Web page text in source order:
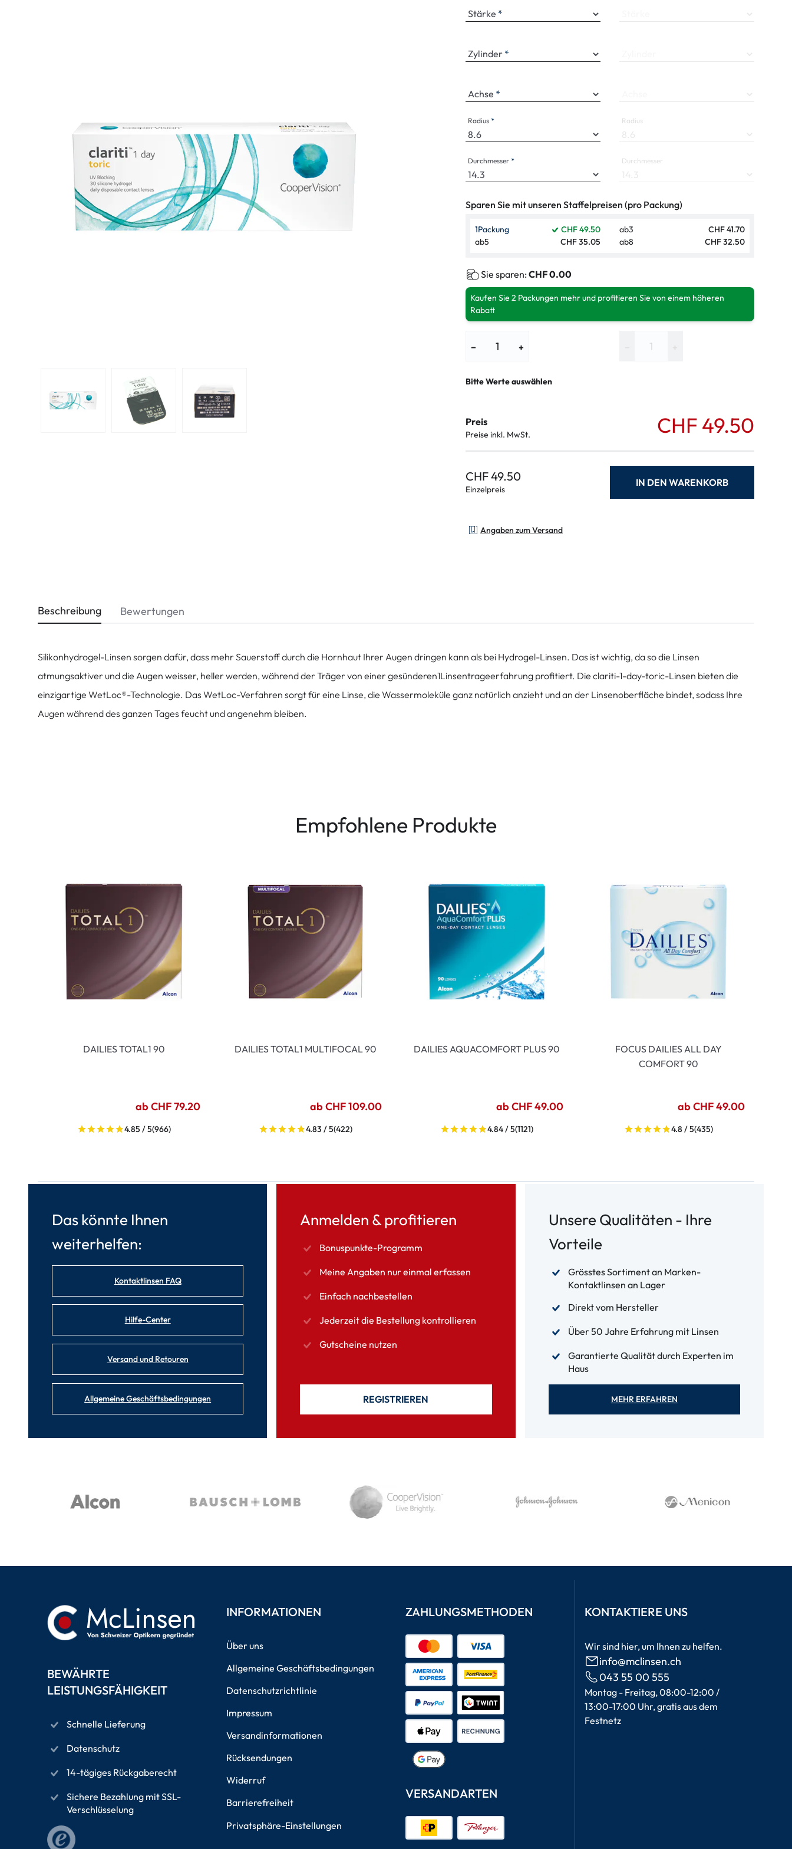
Air Optix
Proclear
SofLens
Normale Symptome
Weitere Marken
Stärke
Zylinder
Achse
Radius
Durchmesser
Radius
Durchmesser
Sparen Sie mit unseren Staffelpreisen (pro Packung)
1Packung CHF 49.50 ab3
CHF 41.70
ab5 CHF 35.05 ab8 CHF 32.50
Sie sparen: CHF 0.00
Kaufen Sie 2 Packungen mehr und profitieren Sie von einem höheren
Rabatt
− +
Bitte Werte auswählen
Preis
Preise inkl. MwSt. CHF 49.50
CHF 49.50
Einzelpreis
IN DEN WARENKORB
Angaben zum Versand
Beschreibung
Silikonhydrogel-Linsen sorgen dafür, dass mehr Sauerstoff durch die Hornhaut Ihrer Augen dringen kann als bei Hydrogel-Linsen. Das ist wichtig, da so die Linsen
atmungsaktiver und die Augen weisser, heller werden, während der Träger von einer gesünderen1Linsentrageerfahrung profitiert. Die clariti-1-day-toric-Linsen bieten die
einzigartige WetLoc®-Technologie. Das WetLoc-Verfahren sorgt für eine Linse, die Wassermoleküle ganz natürlich anzieht und an der Linsenoberfläche bindet, sodass Ihre
Augen während des ganzen Tages feucht und angenehm bleiben.
Bewertungen
Empfohlene Produkte
DAILIES TOTAL1 90
ab CHF 79.20
4.85 / 5(966)
DAILIES TOTAL1 MULTIFOCAL 90
ab CHF 109.00
4.83 / 5(422)
DAILIES AQUACOMFORT PLUS 90
ab CHF 49.00
4.84 / 5(1121)
FOCUS DAILIES ALL DAY
COMFORT 90
ab CHF 49.00
4.8 / 5(435)
Das könnte Ihnen
weiterhelfen:
Kontaktlinsen FAQ
Hilfe-Center
Versand und Retouren
Allgemeine Geschäftsbedingungen
Anmelden & profitieren
Bonuspunkte-Programm
Meine Angaben nur einmal erfassen
Einfach nachbestellen
Jederzeit die Bestellung kontrollieren
Gutscheine nutzen
REGISTRIEREN
Unsere Qualitäten - Ihre
Vorteile
Grösstes Sortiment an Marken-
Kontaktlinsen an Lager
Direkt vom Hersteller
Über 50 Jahre Erfahrung mit Linsen
Garantierte Qualität durch Experten im
Haus
MEHR ERFAHREN
BEWÄHRTE
LEISTUNGSFÄHIGKEIT
Schnelle Lieferung
Datenschutz
14-tägiges Rückgaberecht
Sichere Bezahlung mit SSL-
Verschlüsselung
INFORMATIONEN
Über uns
Allgemeine Geschäftsbedingungen
Datenschutzrichtlinie
Impressum
Versandinformationen
Rücksendungen
Widerruf
Barrierefreiheit
Privatsphäre-Einstellungen
ZAHLUNGSMETHODEN
VERSANDARTEN
KONTAKTIERE UNS
Wir sind hier, um Ihnen zu helfen.
info@mclinsen.ch
043 55 00 555
Montag - Freitag, 08:00-12:00 /
13:00-17:00 Uhr, gratis aus dem
Festnetz